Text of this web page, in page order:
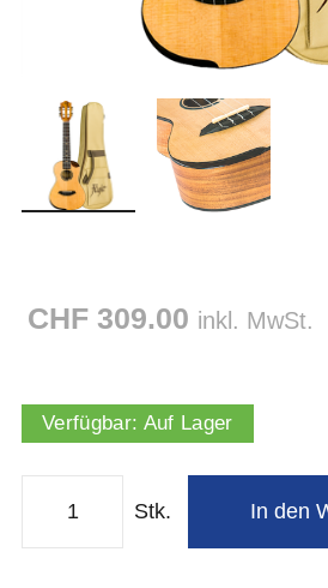
CHF 309.00 inkl. MwSt.
Verfügbar: Auf Lager
Stk. In den